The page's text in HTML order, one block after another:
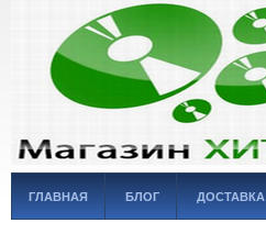
ГЛАВНАЯ БЛОГ ДОСТАВКА